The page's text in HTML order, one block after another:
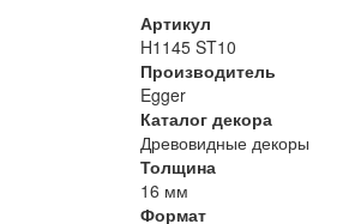
Артикул
H1145 ST10
Производитель
Egger
Каталог декора
Древовидные декоры
Толщина
16 мм
Формат